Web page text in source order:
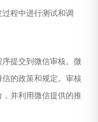
程中进行测试和调
提交到微信审核。微
的政策和规定。审核
并利用微信提供的推